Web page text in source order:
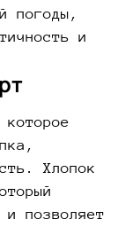
погоды,
и
Хлопок
позволяет